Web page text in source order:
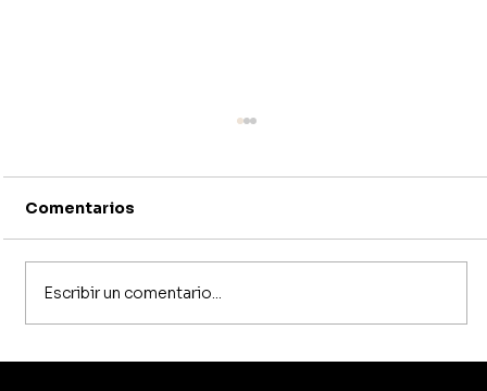
Comentarios
Escribir un comentario...